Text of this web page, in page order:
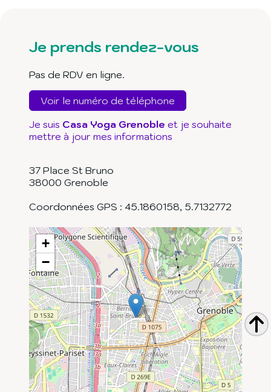
Je prends rendez-vous
Pas de RDV en ligne.
Voir le numéro de téléphone
Je suis Casa Yoga Grenoble et je souhaite
mettre à jour mes informations
37 Place St Bruno
38000 Grenoble
Coordonnées GPS : 45.1860158, 5.7132772
+
−